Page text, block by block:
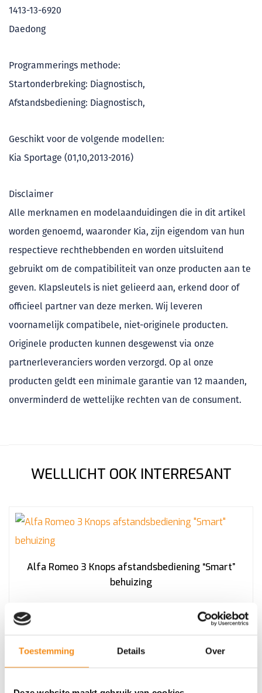
Toestemming Details Over
1413-13-6920
Daedong
Programmerings methode:
Startonderbreking: Diagnostisch,
Afstandsbediening: Diagnostisch,
Geschikt voor de volgende modellen:
Kia Sportage (01,10,2013-2016)
Disclaimer
Alle merknamen en modelaanduidingen die in dit artikel
worden genoemd, waaronder Kia, zijn eigendom van hun
respectieve rechthebbenden en worden uitsluitend
gebruikt om de compatibiliteit van onze producten aan te
geven. Klapsleutels is niet gelieerd aan, erkend door of
officieel partner van deze merken. Wij leveren
voornamelijk compatibele, niet-originele producten.
Originele producten kunnen desgewenst via onze
partnerleveranciers worden verzorgd. Op al onze
producten geldt een minimale garantie van 12 maanden,
onverminderd de wettelijke rechten van de consument.
WELLLICHT OOK INTERRESANT
Alfa Romeo 3 Knops afstandsbediening “Smart”
behuizing